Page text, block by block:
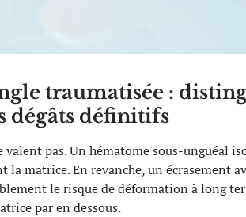
traumatisée :
dégâts définitifs
valent pas. Un hématome sous-unguéal
la matrice. En revanche, un écrasement
le risque de déformation à long
par en dessous.